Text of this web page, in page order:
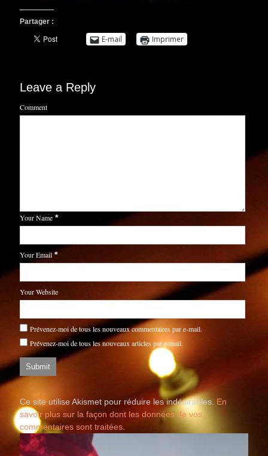
Partager :
E-mail Imprimer
Leave a Reply
Comment
Your Name *
Your Email *
Your Website
Prévenez-moi de tous les nouveaux commentaires par e-mail.
Prévenez-moi de tous les nouveaux articles par e-mail.
Ce site utilise Akismet pour réduire les indésirables. En
savoir plus sur la façon dont les données de vos
commentaires sont traitées.